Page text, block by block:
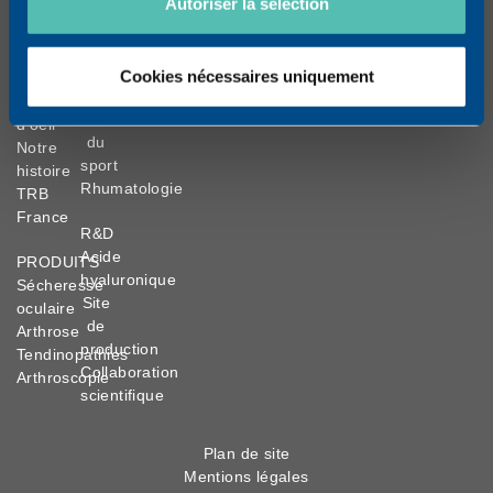
Cookies nécessaires uniquement
TRB
clin
d’oeil
Notre
histoire
TRB
France
PRODUITS
Sécheresse
oculaire
Arthrose
Tendinopathies
Arthroscopie
THÉRAPEUTIQUES
Ophtalmologie
du
sport
Rhumatologie
R&D
Acide
hyaluronique
Site
de
production
Collaboration
scientifique
Plan de site
Mentions légales